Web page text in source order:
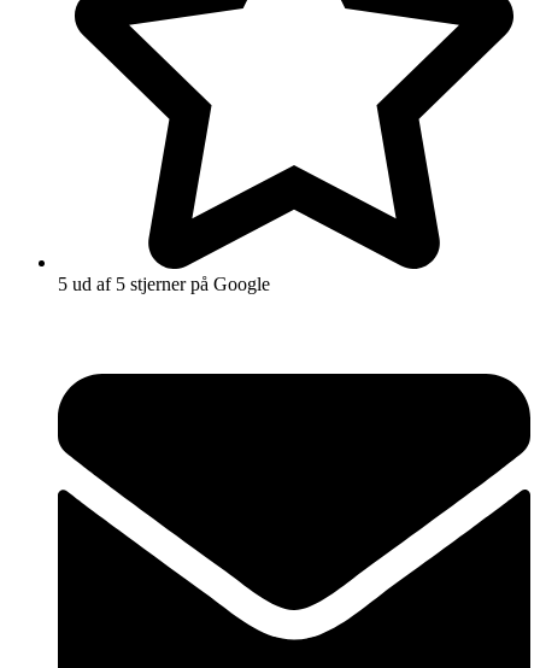
5 ud af 5 stjerner på Google